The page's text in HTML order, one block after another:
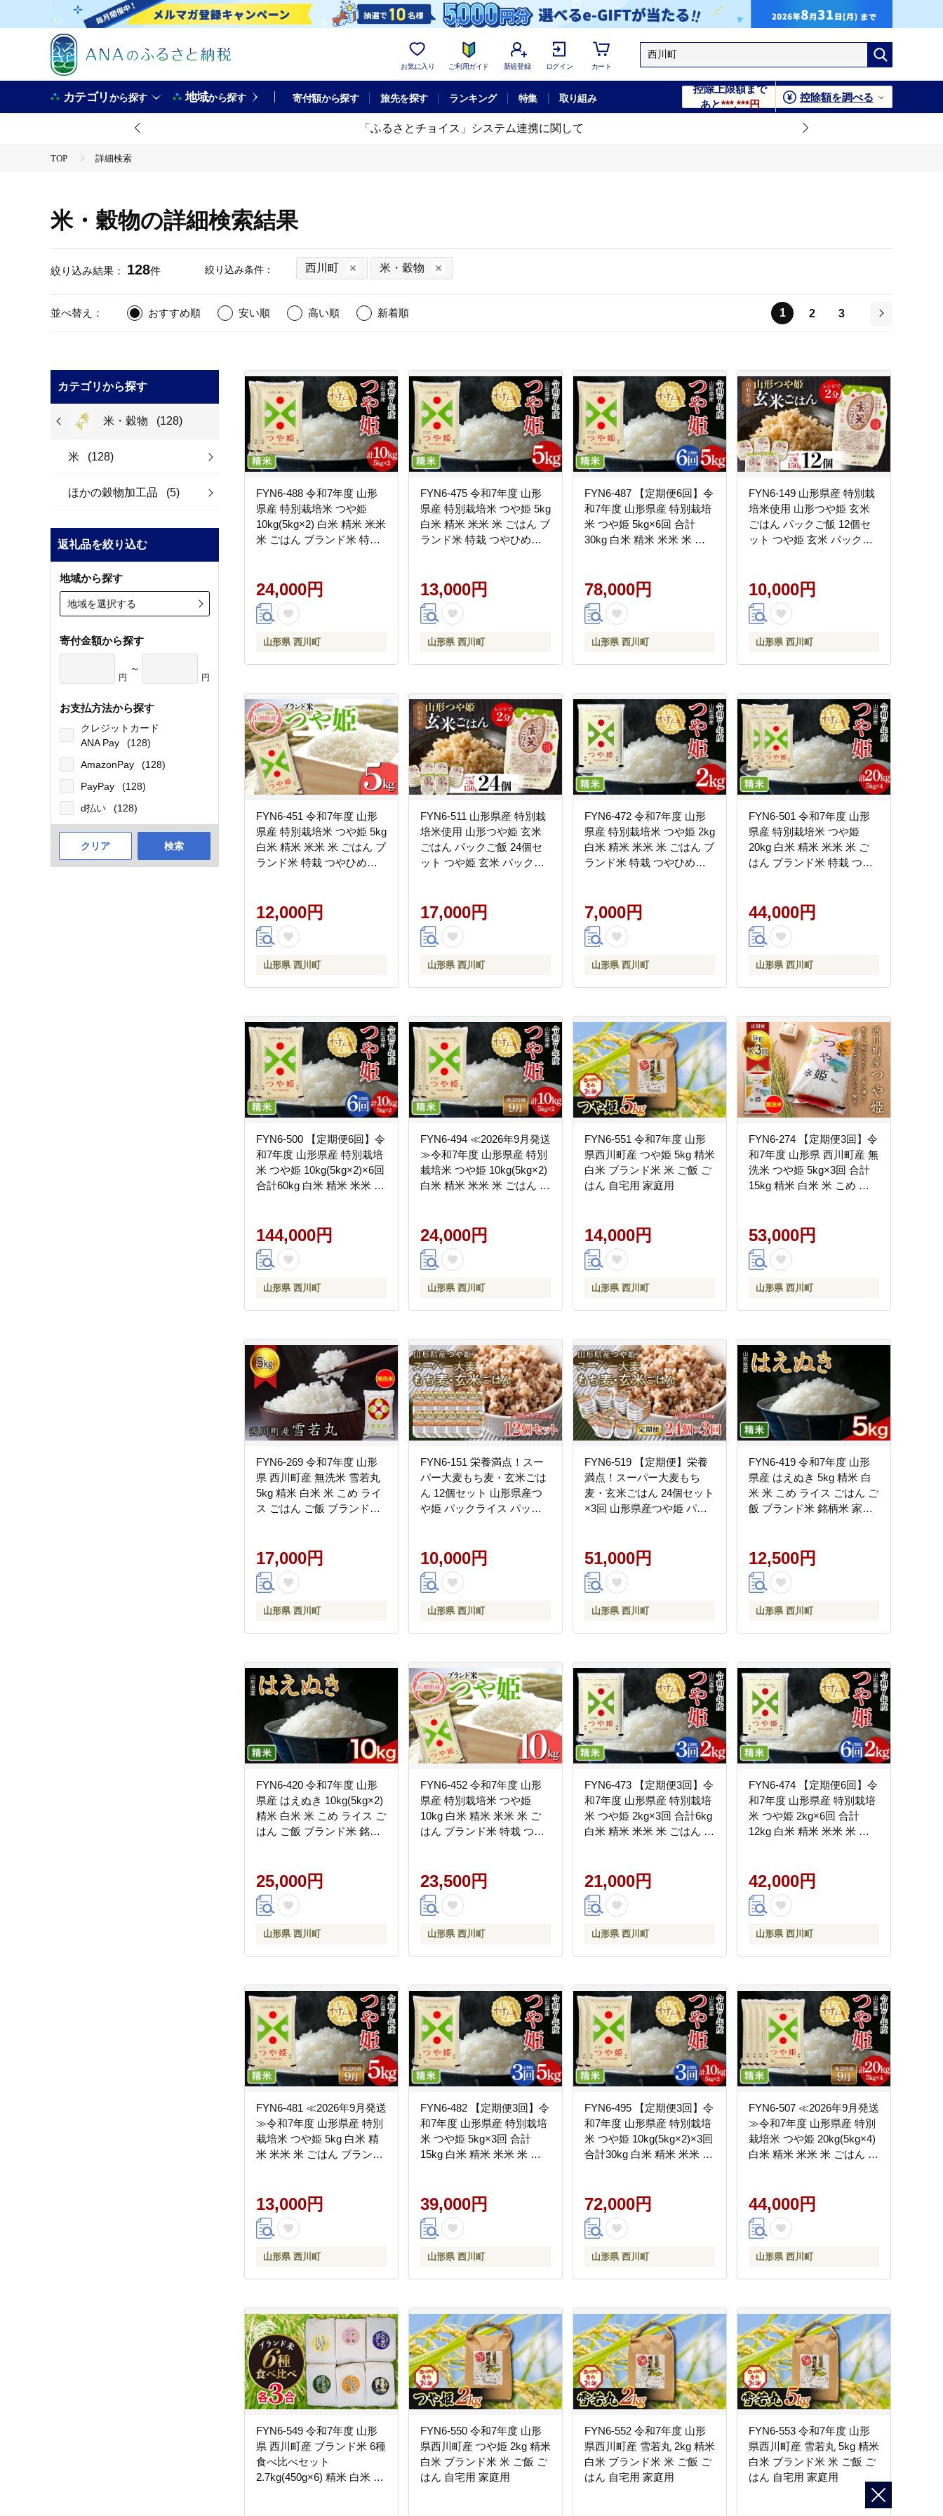
お気に入り ご利用ガイド 新規登録 ログイン カート
カテゴリから探す 地域から探す 寄付額から探す 旅先を探す ランキング 特集 取り組み
控除上限額まで
あと***,***円
控除額を調べる
「ふるさとチョイス」システム連携に関して
TOP 詳細検索
米・穀物の詳細検索結果
絞り込み結果： 128件 絞り込み条件： 西川町 米・穀物
並べ替え： おすすめ順 安い順 高い順 新着順 1 2
3
カテゴリから探す
米・穀物 (128)
米 (128)
ほかの穀物加工品 (5)
返礼品を絞り込む
地域から探す
地域を選択する
寄付金額から探す
円
～
円
お支払方法から探す
クレジットカード
ANA Pay
(128)
AmazonPay
(128)
PayPay
(128)
d払い
(128)
クリア 検索
FYN6-488 令和7年度 山形
県産 特別栽培米 つや姫
10kg(5kg×2) 白米 精米 米米
米 ごはん ブランド米 特栽
西川町 月山
24,000円
山形県 西川町
FYN6-475 令和7年度 山形
県産 特別栽培米 つや姫 5kg
白米 精米 米米 米 ごはん ブ
ランド米 特栽 つやひめ
山
13,000円
山形県 西川町
FYN6-487 【定期便6回】令
和7年度 山形県産 特別栽培
米 つや姫 5kg×6回 合計
30kg 白米 精米 米米 米 ご
フト 自宅 家庭 山形県 西川
町 月山
78,000円
山形県 西川町
FYN6-149 山形県産 特別栽
培米使用 山形つや姫 玄米
ごはん パックご飯 12個セ
ット つや姫 玄米 パックラ
食 備蓄 山形県 西川町 月山
10,000円
山形県 西川町
FYN6-451 令和7年度 山形
県産 特別栽培米 つや姫 5kg
白米 精米 米米 米 ごはん ブ
ランド米 特栽 つやひめ
山
12,000円
山形県 西川町
FYN6-511 山形県産 特別栽
培米使用 山形つや姫 玄米
ごはん パックご飯 24個セ
ット つや姫 玄米 パックラ
食 備蓄 山形県 西川町 月山
17,000円
山形県 西川町
FYN6-472 令和7年度 山形
県産 特別栽培米 つや姫 2kg
白米 精米 米米 米 ごはん ブ
ランド米 特栽 つやひめ
山
7,000円
山形県 西川町
FYN6-501 令和7年度 山形
県産 特別栽培米 つや姫
20kg 白米 精米 米米 米 ご
はん ブランド米 特栽 つや
町 月山
44,000円
山形県 西川町
FYN6-500 【定期便6回】令
和7年度 山形県産 特別栽培
米 つや姫 10kg(5kg×2)×6回
合計60kg 白米 精米 米米 米
ギフト 自宅 家庭 山形県 西
川町 月山
144,000円
山形県 西川町
FYN6-494 ≪2026年9月発送
≫令和7年度 山形県産 特別
栽培米 つや姫 10kg(5kg×2)
白米 精米 米米 米 ごはん ブ
自宅 家庭 山形県 西川町 月
山
24,000円
山形県 西川町
FYN6-551 令和7年度 山形
県西川町産 つや姫 5kg 精米
白米 ブランド米 米 ご飯 ご
はん 自宅用 家庭用
14,000円
山形県 西川町
FYN6-274 【定期便3回】令
和7年度 山形県 西川町産 無
洗米 つや姫 5kg×3回 合計
15kg 精米 白米 米 こめ ラ
答用 お取り寄せ 定期便 定
期 毎月 食品 時短 節水
2025年 西川町 月山
53,000円
山形県 西川町
FYN6-269 令和7年度 山形
県 西川町産 無洗米 雪若丸
5kg 精米 白米 米 こめ ライ
ス ごはん ご飯 ブランド米
水 2025年 西川町 月山
17,000円
山形県 西川町
FYN6-151 栄養満点！スー
パー大麦もち麦・玄米ごは
ん 12個セット 山形県産つ
や姫 パックライス パック
10,000円
山形県 西川町
FYN6-519 【定期便】栄養
満点！スーパー大麦もち
麦・玄米ごはん 24個セット
×3回 山形県産つや姫 パッ
ンジ 簡単
51,000円
山形県 西川町
FYN6-419 令和7年度 山形
県産 はえぬき 5kg 精米 白
米 米 こめ ライス ごはん ご
飯 ブランド米 銘柄米 家庭
12,500円
山形県 西川町
FYN6-420 令和7年度 山形
県産 はえぬき 10kg(5kg×2)
精米 白米 米 こめ ライス ご
はん ご飯 ブランド米 銘柄
町 月山
25,000円
山形県 西川町
FYN6-452 令和7年度 山形
県産 特別栽培米 つや姫
10kg 白米 精米 米米 米 ご
はん ブランド米 特栽 つや
町 月山
23,500円
山形県 西川町
FYN6-473 【定期便3回】令
和7年度 山形県産 特別栽培
米 つや姫 2kg×3回 合計6kg
白米 精米 米米 米 ごはん ブ
自宅 家庭 山形県 西川町 月
山
21,000円
山形県 西川町
FYN6-474 【定期便6回】令
和7年度 山形県産 特別栽培
米 つや姫 2kg×6回 合計
12kg 白米 精米 米米 米 ご
フト 自宅 家庭 山形県 西川
町 月山
42,000円
山形県 西川町
FYN6-481 ≪2026年9月発送
≫令和7年度 山形県産 特別
栽培米 つや姫 5kg 白米 精
米 米米 米 ごはん ブランド
山形県 西川町 月山
13,000円
山形県 西川町
FYN6-482 【定期便3回】令
和7年度 山形県産 特別栽培
米 つや姫 5kg×3回 合計
15kg 白米 精米 米米 米 ご
フト 自宅 家庭 山形県 西川
町 月山
39,000円
山形県 西川町
FYN6-495 【定期便3回】令
和7年度 山形県産 特別栽培
米 つや姫 10kg(5kg×2)×3回
合計30kg 白米 精米 米米 米
ギフト 自宅 家庭 山形県 西
川町 月山
72,000円
山形県 西川町
FYN6-507 ≪2026年9月発送
≫令和7年度 山形県産 特別
栽培米 つや姫 20kg(5kg×4)
白米 精米 米米 米 ごはん ブ
自宅 家庭 山形県 西川町 月
山
44,000円
山形県 西川町
FYN6-549 令和7年度 山形
県 西川町産 ブランド米 6種
食べ比べセット
2.7kg(450g×6) 精米 白米 米
FYN6-550 令和7年度 山形
県西川町産 つや姫 2kg 精米
白米 ブランド米 米 ご飯 ご
はん 自宅用 家庭用
FYN6-552 令和7年度 山形
県西川町産 雪若丸 2kg 精米
白米 ブランド米 米 ご飯 ご
はん 自宅用 家庭用
FYN6-553 令和7年度 山形
県西川町産 雪若丸 5kg 精米
白米 ブランド米 米 ご飯 ご
はん 自宅用 家庭用